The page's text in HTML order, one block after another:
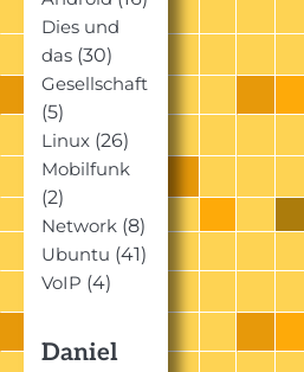
Dies und
das (30)
Gesellschaft
(5)
Linux (26)
Mobilfunk
(2)
Network (8)
Ubuntu (41)
VoIP (4)
Daniel